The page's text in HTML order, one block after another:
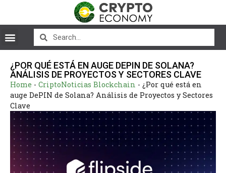
¿POR QUÉ ESTÁ EN AUGE DEPIN DE SOLANA?
ANÁLISIS DE PROYECTOS Y SECTORES CLAVE
Home - CriptoNoticias Blockchain - ¿Por qué está en
auge DePIN de Solana? Análisis de Proyectos y Sectores
Clave